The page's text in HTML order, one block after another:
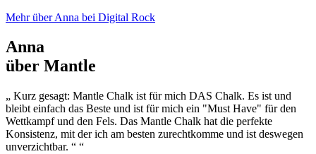
Mehr über Anna bei Digital Rock
Anna
über Mantle
„ Kurz gesagt: Mantle Chalk ist für mich DAS Chalk. Es ist und
bleibt einfach das Beste und ist für mich ein "Must Have" für den
Wettkampf und den Fels. Das Mantle Chalk hat die perfekte
Konsistenz, mit der ich am besten zurechtkomme und ist deswegen
unverzichtbar. “ “